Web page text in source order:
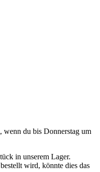
, wenn du bis Donnerstag um
in unserem Lager.
wird, könnte dies das